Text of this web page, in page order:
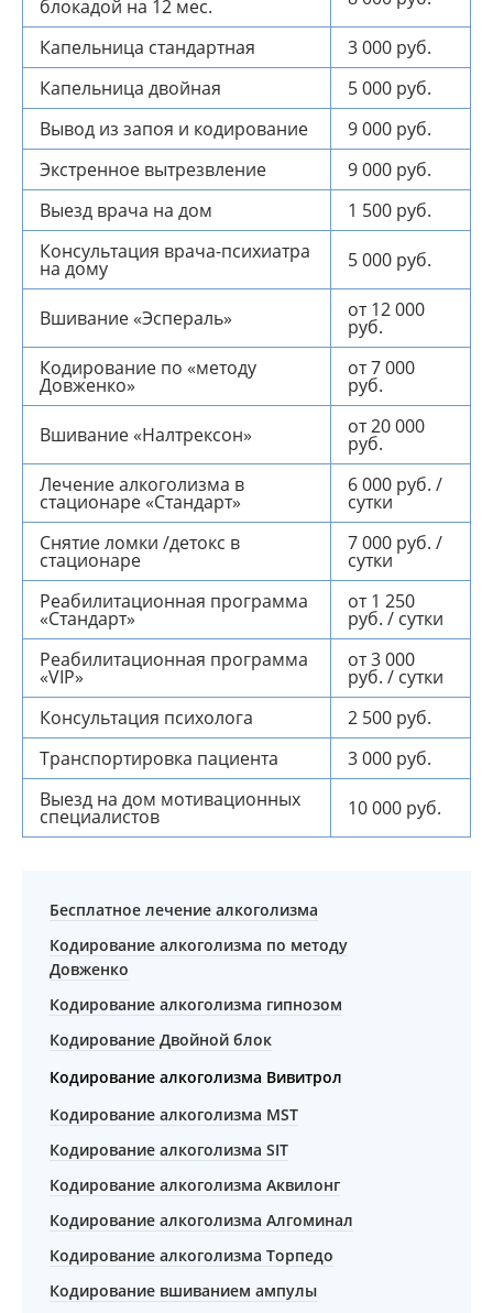
блокадой на 12 мес.
Капельница стандартная
3 000 руб.
Капельница двойная
5 000 руб.
Вывод из запоя и кодирование
9 000 руб.
Экстренное вытрезвление
9 000 руб.
Выезд врача на дом
1 500 руб.
Консультация врача-психиатра
на дому 5 000 руб.
Вшивание «Эспераль» от 12 000
руб.
Кодирование по «методу
Довженко»
от 7 000
руб.
Вшивание «Налтрексон» от 20 000
руб.
Лечение алкоголизма в
стационаре «Cтандарт»
6 000 руб. /
сутки
Снятие ломки /детокс в
стационаре
7 000 руб. /
сутки
Реабилитационная программа
«Cтандарт»
от 1 250
руб. / сутки
Реабилитационная программа
«VIP»
от 3 000
руб. / сутки
Консультация психолога
2 500 руб.
Транспортировка пациента
3 000 руб.
Выезд на дом мотивационных
специалистов 10 000 руб.
Бесплатное лечение алкоголизма
Кодирование алкоголизма по методу
Довженко
Кодирование алкоголизма гипнозом
Кодирование Двойной блок
Кодирование алкоголизма Вивитрол
Кодирование алкоголизма MST
Кодирование алкоголизма SIT
Кодирование алкоголизма Аквилонг
Кодирование алкоголизма Алгоминал
Кодирование алкоголизма Торпедо
Кодирование вшиванием ампулы